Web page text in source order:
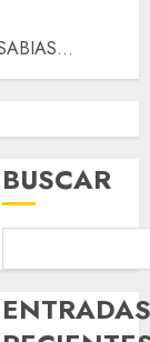
BUSCAR